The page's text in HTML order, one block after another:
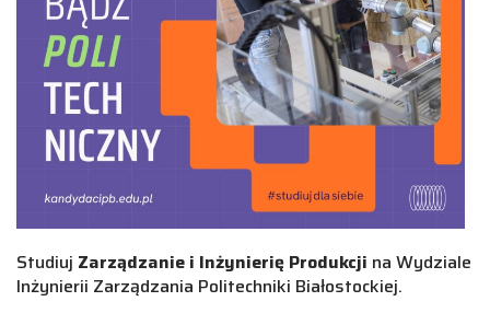
Studiuj Zarządzanie i Inżynierię Produkcji na Wydziale
Inżynierii Zarządzania Politechniki Białostockiej.